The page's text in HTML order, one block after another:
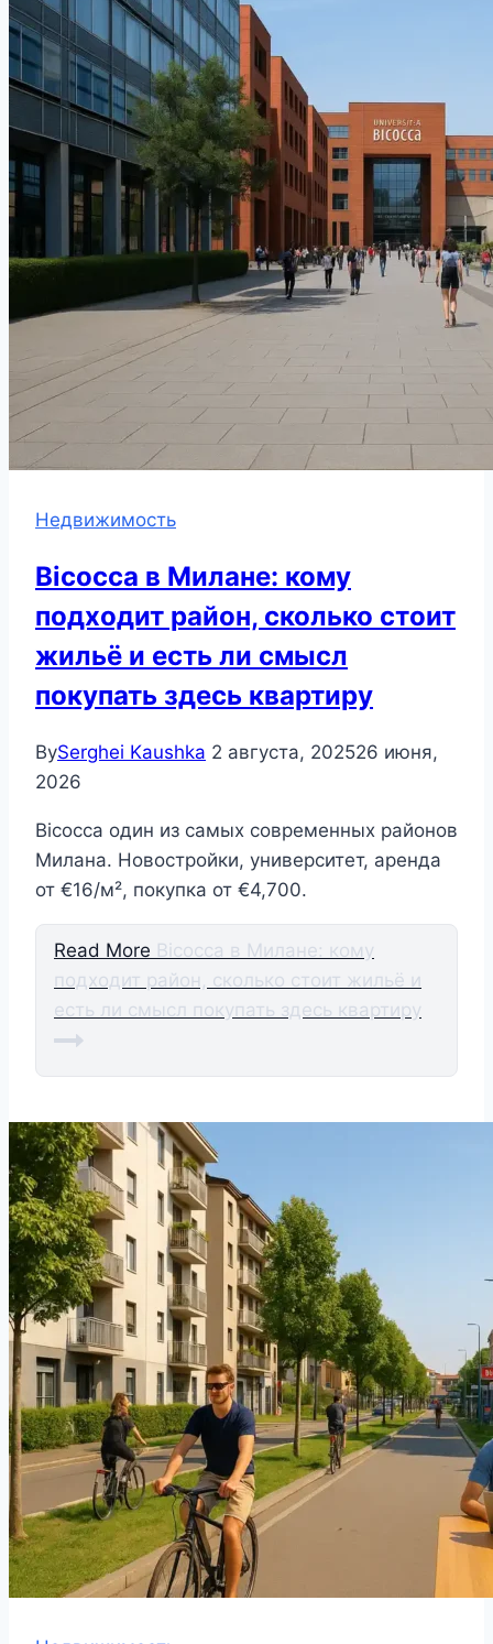
Недвижимость
Bicocca в Милане: кому
подходит район, сколько стоит
жильё и есть ли смысл
покупать здесь квартиру
BySerghei Kaushka 2 августа, 202526 июня,
2026
Bicocca один из самых современных районов
Милана. Новостройки, университет, аренда
от €16/м², покупка от €4,700.
Read More Bicocca в Милане: кому
подходит район, сколько стоит жильё и
есть ли смысл покупать здесь квартиру